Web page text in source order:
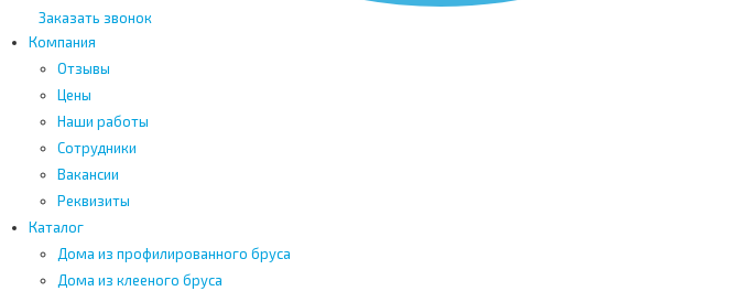
Заказать звонок
Компания
Отзывы
Цены
Наши работы
Сотрудники
Вакансии
Реквизиты
Каталог
Дома из профилированного бруса
Дома из клееного бруса